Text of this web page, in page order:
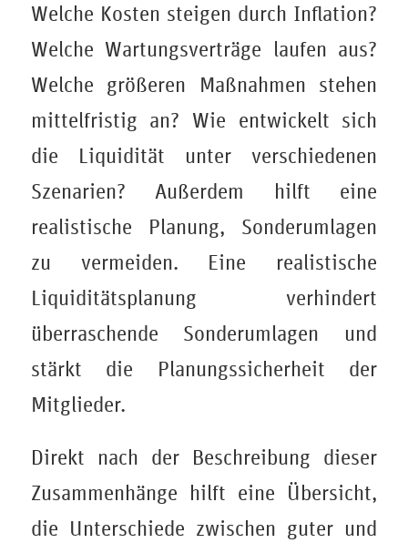
Welche Kosten steigen durch Inflation?
Welche Wartungsverträge laufen aus?
Welche größeren Maßnahmen stehen
mittelfristig an? Wie entwickelt sich
die Liquidität unter verschiedenen
Szenarien? Außerdem hilft eine
realistische Planung, Sonderumlagen
zu vermeiden. Eine realistische
Liquiditätsplanung verhindert
überraschende Sonderumlagen und
stärkt die Planungssicherheit der
Mitglieder.
Direkt nach der Beschreibung dieser
Zusammenhänge hilft eine Übersicht,
die Unterschiede zwischen guter und